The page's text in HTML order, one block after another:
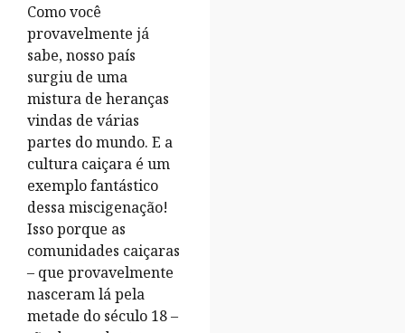
Como você
provavelmente já
sabe, nosso país
surgiu de uma
mistura de heranças
vindas de várias
partes do mundo. E a
cultura caiçara é um
exemplo fantástico
dessa miscigenação!
Isso porque as
comunidades caiçaras
– que provavelmente
nasceram lá pela
metade do século 18 –